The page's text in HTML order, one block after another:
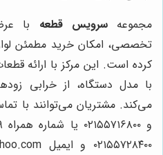
مجموعهسرویس قطعه با
تخصصی، امکان خرید مطمئن
کرده است. این مرکز با ارائه
با مدل دستگاه، از خرابی